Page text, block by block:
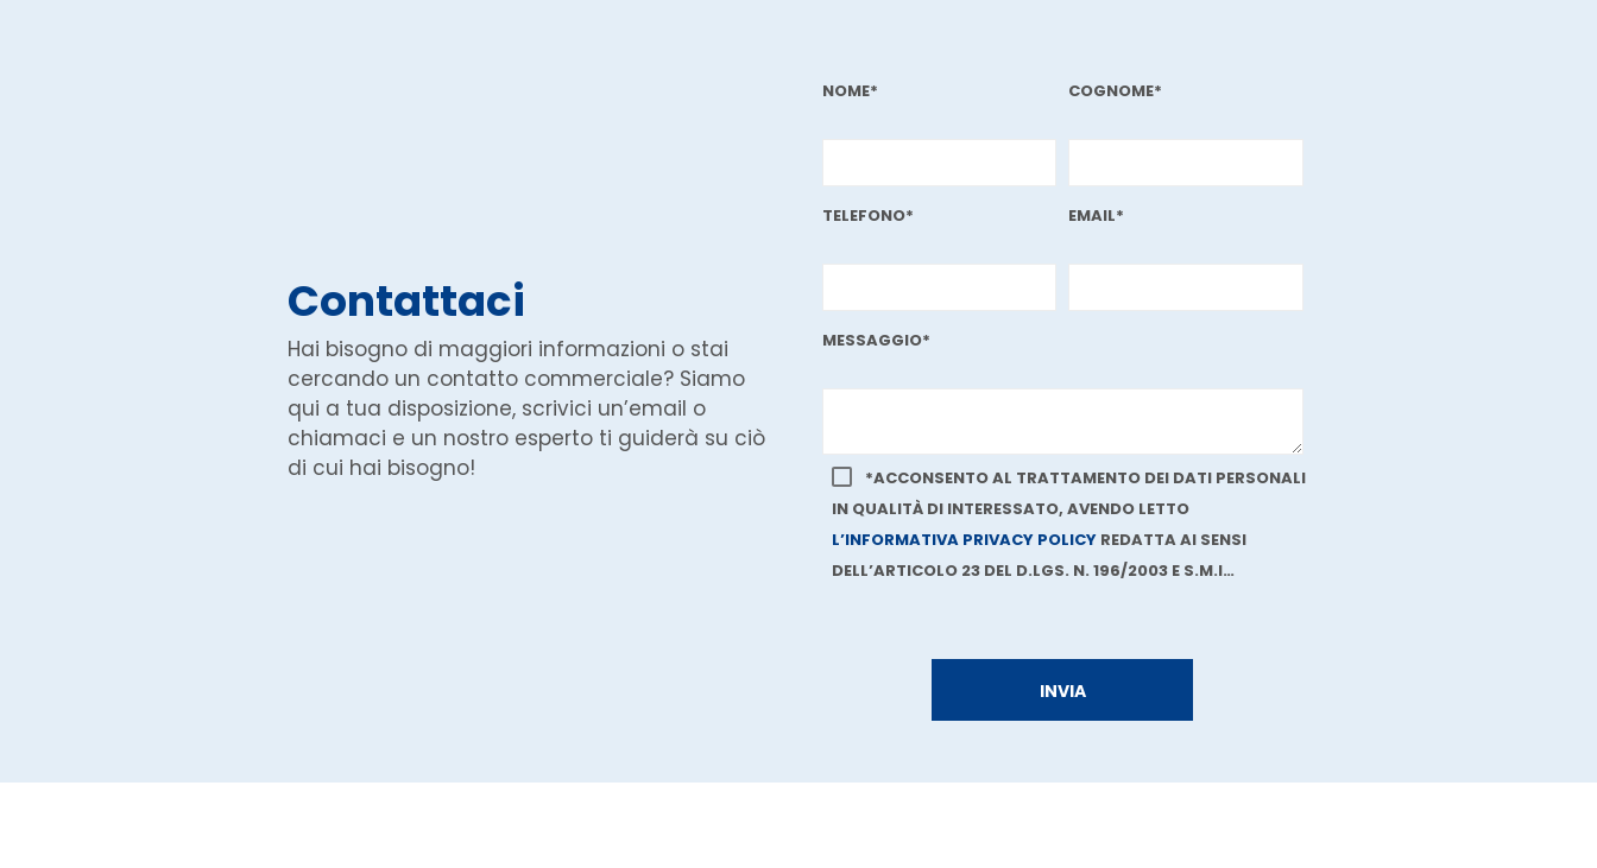
Contattaci
Hai bisogno di maggiori informazioni o stai
cercando un contatto commerciale? Siamo
qui a tua disposizione, scrivici un’email o
chiamaci e un nostro esperto ti guiderà su ciò
di cui hai bisogno!
NOME* COGNOME*
TELEFONO* EMAIL*
MESSAGGIO*
*ACCONSENTO AL TRATTAMENTO DEI DATI PERSONALI
IN QUALITÀ DI INTERESSATO, AVENDO LETTO
L’INFORMATIVA PRIVACY POLICYREDATTA AI SENSI
DELL’ARTICOLO 23 DEL D.LGS. N. 196/2003 E S.M.I…